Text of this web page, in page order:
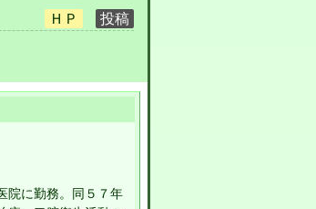
院に勤務。同５７年